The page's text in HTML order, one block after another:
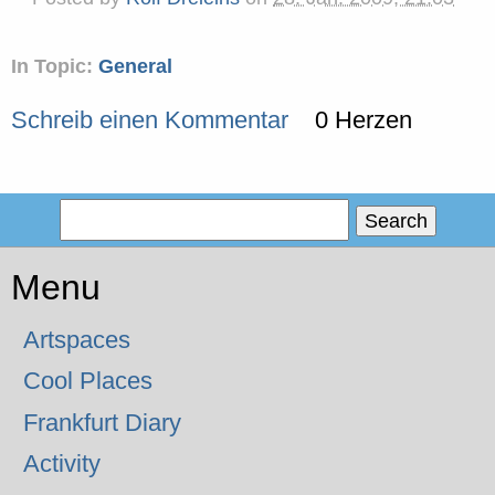
In Topic: General
Schreib einen Kommentar 0 Herzen
Menu
Artspaces
Cool Places
Frankfurt Diary
Activity